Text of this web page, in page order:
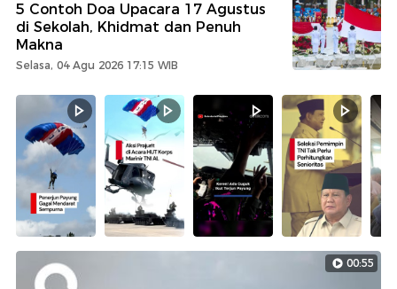
5 Contoh Doa Upacara 17 Agustus
di Sekolah, Khidmat dan Penuh
Makna
Selasa, 04 Agu 2026 17:15 WIB
00:55